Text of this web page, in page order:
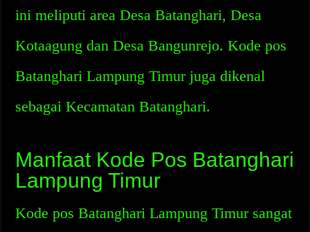
ini meliputi area Desa Batanghari, Desa
Kotaagung dan Desa Bangunrejo. Kode pos
Batanghari Lampung Timur juga dikenal
sebagai Kecamatan Batanghari.
Manfaat Kode Pos Batanghari
Lampung Timur
Kode pos Batanghari Lampung Timur sangat